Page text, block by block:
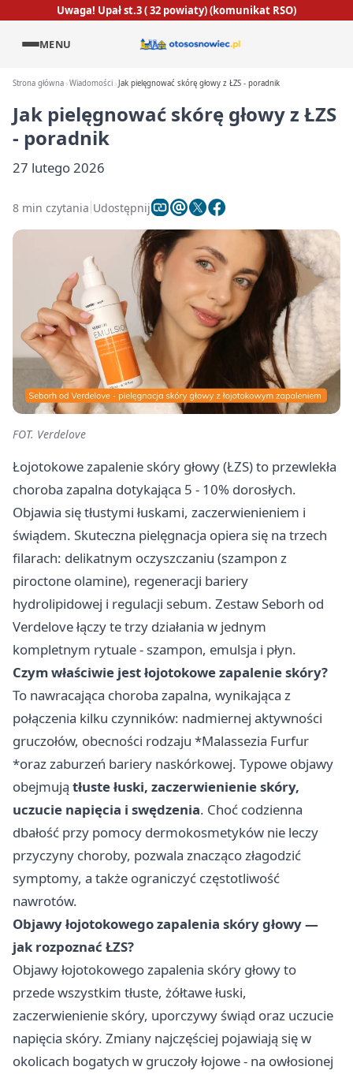
Uwaga! Upał st.3 ( 32 powiaty) (komunikat RSO)
MENU
Strona główna Wiadomości Jak pielęgnować skórę głowy z ŁZS - poradnik
Jak pielęgnować skórę głowy z ŁZS
- poradnik
27 lutego 2026
8 min czytania Udostępnij
FOT. Verdelove
Łojotokowe zapalenie skóry głowy (ŁZS) to przewlekła
choroba zapalna dotykająca 5 - 10% dorosłych.
Objawia się tłustymi łuskami, zaczerwienieniem i
świądem. Skuteczna pielęgnacja opiera się na trzech
filarach: delikatnym oczyszczaniu (szampon z
piroctone olamine), regeneracji bariery
hydrolipidowej i regulacji sebum. Zestaw Seborh od
Verdelove łączy te trzy działania w jednym
kompletnym rytuale - szampon, emulsja i płyn.
Czym właściwie jest łojotokowe zapalenie skóry?
To nawracająca choroba zapalna, wynikająca z
połączenia kilku czynników: nadmiernej aktywności
gruczołów, obecności rodzaju *Malassezia Furfur
*oraz zaburzeń bariery naskórkowej. Typowe objawy
obejmują tłuste łuski, zaczerwienienie skóry,
uczucie napięcia i swędzenia. Choć codzienna
dbałość przy pomocy dermokosmetyków nie leczy
przyczyny choroby, pozwala znacząco złagodzić
symptomy, a także ograniczyć częstotliwość
nawrotów.
Objawy łojotokowego zapalenia skóry głowy —
jak rozpoznać ŁZS?
Objawy łojotokowego zapalenia skóry głowy to
przede wszystkim tłuste, żółtawe łuski,
zaczerwienienie skóry, uporczywy świąd oraz uczucie
napięcia skóry. Zmiany najczęściej pojawiają się w
okolicach bogatych w gruczoły łojowe - na owłosionej